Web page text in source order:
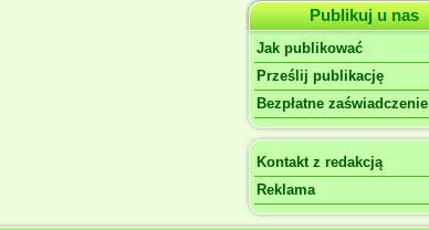
Publikuj u nas
Jak publikować
Prześlij publikację
Bezpłatne zaświadczenie
Kontakt z redakcją
Reklama